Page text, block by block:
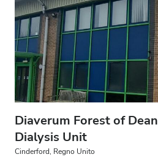
Diaverum Forest of Dean
Dialysis Unit
Cinderford, Regno Unito